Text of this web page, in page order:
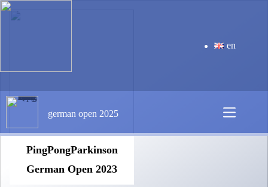
Zum
Inhalt
en
german open 2025
PingPongParkinson
German Open 2023